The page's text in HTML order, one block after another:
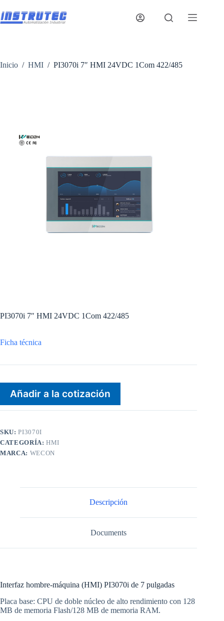
al
contenido
Inicio / HMI / PI3070i 7″ HMI 24VDC 1Com 422/485
PI3070i 7″ HMI 24VDC 1Com 422/485
Ficha técnica
Añadir a la cotización
SKU:PI3070I
CATEGORÍA:HMI
MARCA: WECON
Descripción
Documents
Interfaz hombre-máquina (HMI) PI3070i de 7 pulgadas
Placa base: CPU de doble núcleo de alto rendimiento con 128
MB de memoria Flash/128 MB de memoria RAM.